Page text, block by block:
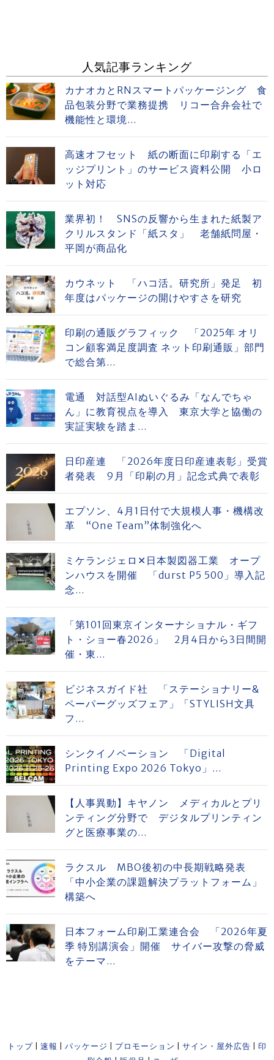
人気記事ランキング
カナオカとRNスマートパッケージング 食
品包装分野で業務提携 リコー合弁会社で
機能性と環境...
高速オフセット 紙の断面に印刷する「エ
ッジプリント」のサービス資料公開 小ロ
ット対応
業界初！ SNSの反響から生まれた紙製ア
クリルスタンド「紙スタ」 老舗紙問屋・
平岡が商品化
カウネット 「ハコ活。研究所」発足 初
年度はパッケージの開けやすさを研究
印刷の通販グラフィック 「2025年 オリ
コン顧客満足度調査 ネット印刷通販」部門
で総合第...
電通 対話型AIぬいぐるみ「なんでちゃ
ん」に教育視点を導入 東京大学と協働の
実証実験を踏ま...
日印産連 「2026年度日印産連表彰」受賞
者発表 9月「印刷の月」記念式典で表彰
エプソン、4月1日付で大規模人事・機構改
革 “One Team”体制強化へ
ミケランジェロ✕日本製図器工業 オープ
ンハウスを開催 「durst P5 500」導入記
念...
「第101回東京インターナショナル・ギフ
ト・ショー春2026」 2月4日から3日間開
催・東...
ビジネスガイド社 「ステーショナリー&
ペーパーグッズフェア」「STYLISH文具
フ...
シンクイノベーション 「Digital
Printing Expo 2026 Tokyo」...
【人事異動】キヤノン メディカルとプリ
ンティング分野で デジタルプリンティン
グと医療事業の...
ラクスル MBO後初の中長期戦略発表
「中小企業の課題解決プラットフォーム」
構築へ
日本フォーム印刷工業連合会 「2026年夏
季 特別講演会」開催 サイバー攻撃の脅威
をテーマ...
トップ 速報 パッケージ プロモーション サイン・屋外広告
印